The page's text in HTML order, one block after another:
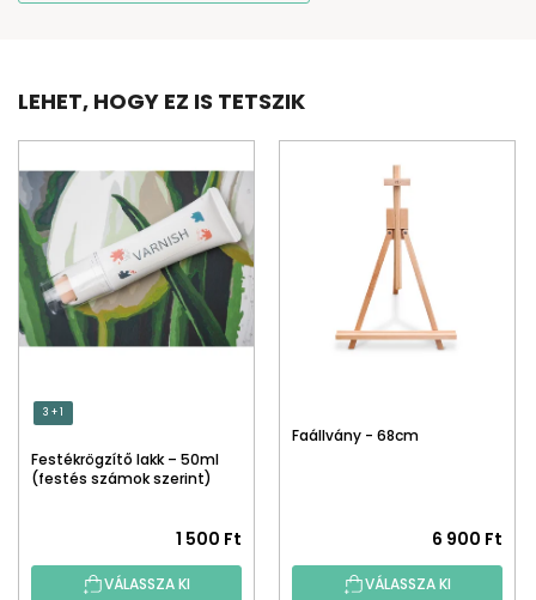
LEHET, HOGY EZ IS TETSZIK
3 + 1
Festékrögzítő lakk – 50ml
(festés számok szerint)
1 500 Ft
VÁLASSZA KI
Faállvány - 68cm
6 900 Ft
VÁLASSZA KI